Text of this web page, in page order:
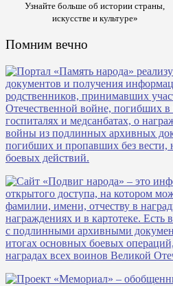
Узнайте больше об истории страны,
искусстве и культуре»
Помним вечно